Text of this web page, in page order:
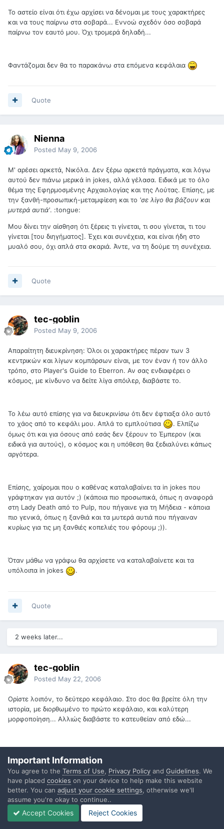
Το αστείο είναι ότι έχω αρχίσει να δένομαι με τους χαρακτήρες
και να τους παίρνω στα σοβαρά... Εννοώ σχεδόν όσο σοβαρά
παίρνω τον εαυτό μου. Όχι τρομερά δηλαδή...
Φαντάζομαι δεν θα το παρακάνω στα επόμενα κεφάλαια
Quote
Nienna
Posted May 9, 2006
Μ' αρέσει αρκετά, Νικόλα. Δεν ξέρω αρκετά πράγματα, και λόγω
αυτού δεν πιάνω μερικά in jokes, αλλά γέλασα. Ειδικά με το όλο
θέμα της Εφηρμοσμένης Αρχαιολογίας και της Λούτας. Επίσης, με
την ξανθή-προσωπική-μεταμφίεση και το 'σε λίγο θα βάζουν και
μυτερά αυτιά'. :tongue:
Μου δίνει την αίσθηση ότι ξέρεις τι γίνεται, τι σου γίνεται, τι του
γίνεται [του διηγήματος]. Έχει και συνέχεια, και είναι ήδη στο
μυαλό σου, όχι απλά στα σκαριά. Άντε, να τη δούμε τη συνέχεια.
Quote
tec-goblin
Posted May 9, 2006
Απαραίτητη διευκρίνηση: Όλοι οι χαρακτήρες πέραν των 3
κεντρικών και λίγων κομπάρσων είναι, με τον έναν ή τον άλλο
τρόπο, στο Player's Guide to Eberron. Αν σας ενδιαφέρει ο
κόσμος, με κίνδυνο να δείτε λίγα σπόιλερ, διαβάστε το.
Το λέω αυτό επίσης για να διευκρινίσω ότι δεν έφτιαξα όλο αυτό
το χάος από το κεφάλι μου. Απλά το εμπλούτισα
. Ελπίζω
όμως ότι και για όσους από εσάς δεν ξέρουν το Έμπερον (και
ειδικά για αυτούς), ο κόσμος και η υπόθεση θα ξεδιαλύνει κάπως
αργότερα.
Επίσης, χαίρομαι που ο καθένας καταλαβαίνει τα in jokes που
γράφτηκαν για αυτόν ;) (κάποια πιο προσωπικά, όπως η αναφορά
στη Lady Death από το Pulp, που πήγαινε για τη Μήδεια - κάποια
πιο γενικά, όπως η ξανθιά και τα μυτερά αυτιά που πήγαιναν
κυρίως για τις μη ξανθιές κοπελιές του φόρουμ ;)).
Όταν μάθω να γράφω θα αρχίσετε να καταλαβαίνετε και τα
υπόλοιπα in jokes
.
Quote
2 weeks later...
tec-goblin
Posted May 22, 2006
Ορίστε λοιπόν, το δεύτερο κεφάλαιο. Στο doc θα βρείτε όλη την
ιστορία, με διορθωμένο το πρώτο κεφάλαιο, και καλύτερη
μορφοποίηση... Αλλιώς διαβάστε το κατευθείαν από εδώ...
Βία: Επιτέλους ναι
Σεξ:Θα δείξει
Remember, Remember, the 11th of April
Important Information
You agree to the Terms of Use, Privacy Policy and Guidelines. We
have placed cookies on your device to help make this website
better. You can adjust your cookie settings, otherwise we'll
assume you're okay to continue..
Accept Cookies Reject Cookies